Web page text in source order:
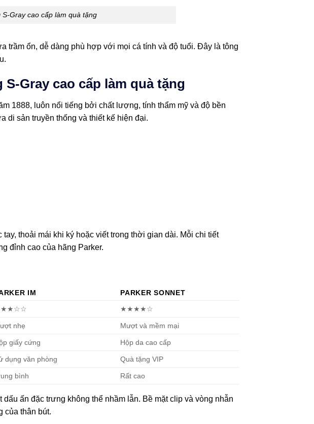
Gray cao cấp làm quà tặng
trầm ổn, dễ dàng phù hợp với mọi cá tính và độ tuổi. Đây là tông
Gray cao cấp làm quà tặng
1888, luôn nổi tiếng bởi chất lượng, tính thẩm mỹ và độ bền
di sản truyền thống và thiết kế hiện đại.
thoải mái khi ký hoặc viết trong thời gian dài. Mỗi chi tiết
đỉnh cao của hãng Parker.
IM
PARKER SONNET
★★★★☆
nhẹ Mượt và mềm mại
giấy cứng Hộp da cao cấp
dụng văn phòng Quà tặng VIP
bình Rất cao
ấn đặc trưng không thể nhầm lẫn. Bề mặt clip và vòng nhẫn
của thân bút.